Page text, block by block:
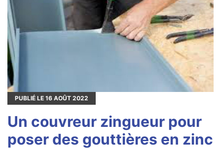
PUBLIÉ LE 16 AOÛT 2022
Un couvreur zingueur pour
poser des gouttières en zinc